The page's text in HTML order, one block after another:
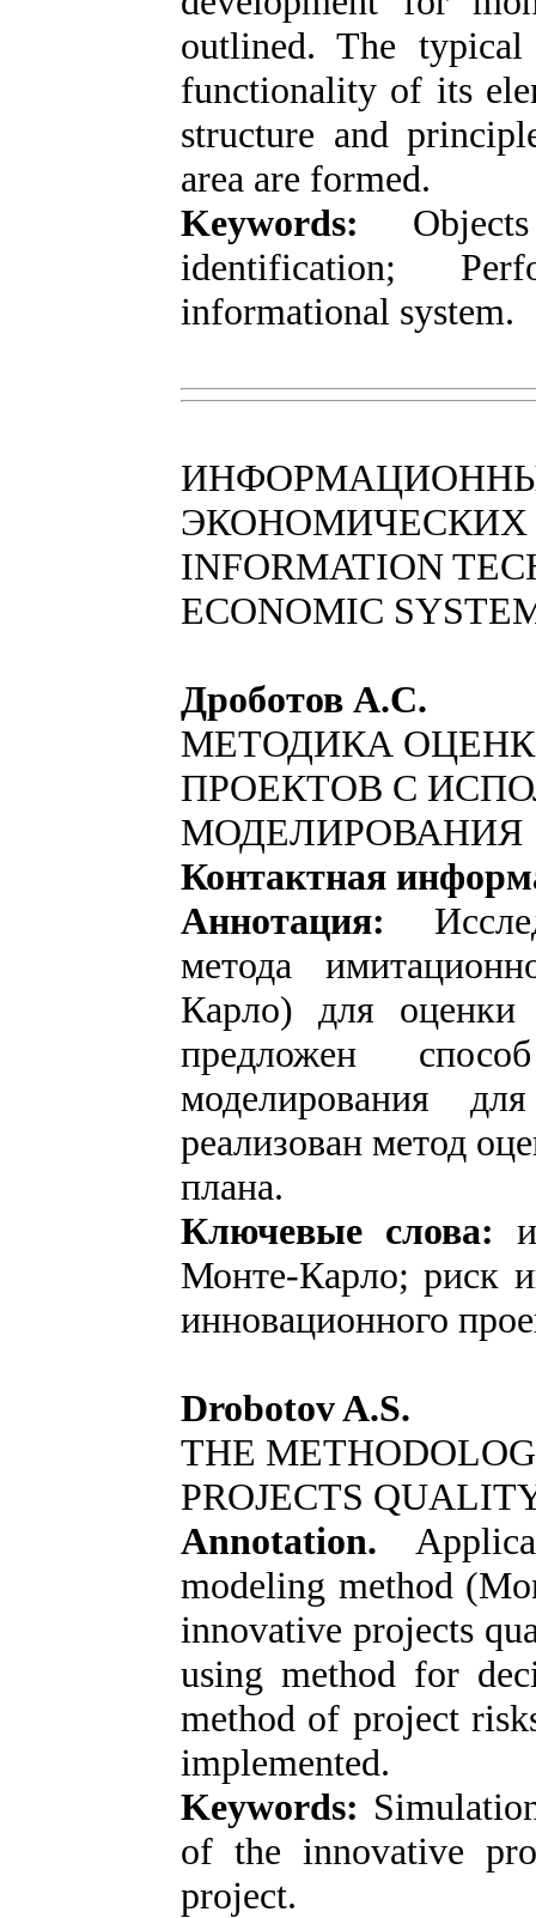
outlined. The typical
functionality of its
structure and
area are formed.
Keywords:
identification;
informational system.
INFORMATION
ECONOMIC
Дроботов А.С.
МЕТОДИКА
ПРОЕКТОВ С
МОДЕЛИРОВАНИЯ
Контактная
Аннотация:
метода
Карло) для оценки
предложен
моделирования
реализован метод
плана.
Ключевые слова:
Монте-Карло; риск
инновационного
Drobotov A.S.
THE
PROJECTS
Annotation.
modeling method
innovative projects
using method for
method of project
implemented.
Keywords:
of the innovative
project.